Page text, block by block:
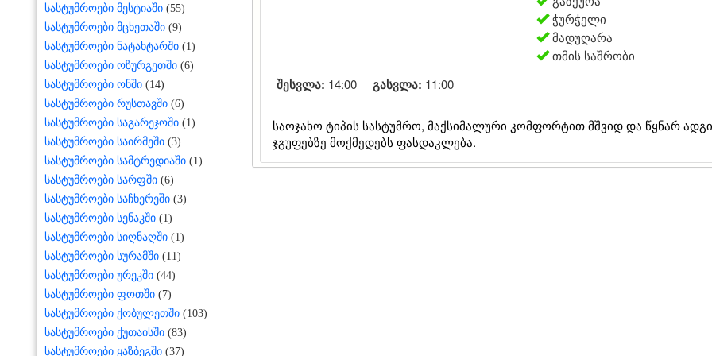
სასტუმროები მესტიაში (55)
სასტუმროები მცხეთაში (9)
სასტუმროები ნატახტარში (1)
სასტუმროები ოზურგეთში (6)
სასტუმროები ონში (14)
სასტუმროები რუსთავში (6)
სასტუმროები საგარეჯოში (1)
სასტუმროები საირმეში (3)
სასტუმროები სამტრედიაში (1)
სასტუმროები სარფში (6)
სასტუმროები საჩხერეში (3)
სასტუმროები სენაკში (1)
სასტუმროები სიღნაღში (1)
სასტუმროები სურამში (11)
სასტუმროები ურეკში (44)
სასტუმროები ფოთში (7)
სასტუმროები ქობულეთში (103)
სასტუმროები ქუთაისში (83)
სასტუმროები ყაზბეგში (37)
ჭურჭელი
მადუღარა
თმის საშრობი
შესვლა: 14:00 გასვლა: 11:00
საოჯახო ტიპის სასტუმრო, მაქსიმალური კომფორტით მშვიდ და წყნარ
ჯგუფებზე მოქმედებს ფასდაკლება.